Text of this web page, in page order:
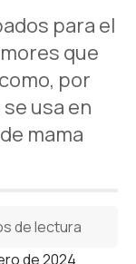
para el
que
por
usa en
mama
de 2024
de lectura